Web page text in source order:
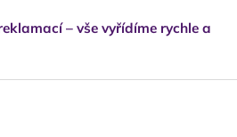
– vše vyřídíme rychle a